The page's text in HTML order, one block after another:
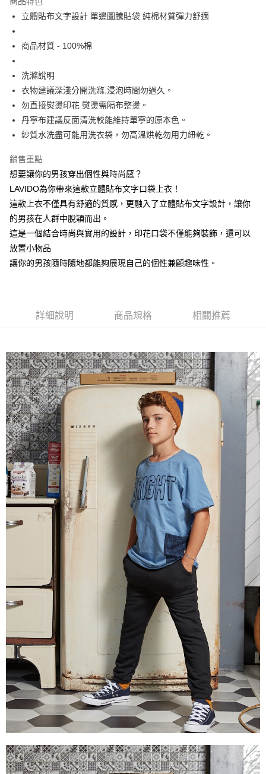
街口支付
悠遊付
相關說明
【大哥付你分期使用說明】
1.本服務由台灣大哥大提供，台灣大哥大用戶可立即使用無須另外申請。
2.付款方式選擇「大哥付你分期」，訂單成立後會自動跳轉到大哥付的交易
流程，驗證手機門號後，選擇欲分期的期數、繳款截止日，確認付款後即完
3.實際核准額度、可分期數及費用金額請依後續交易確認頁面所載為準。
消。如遇「轉專審核」未通過狀況，表示未達大哥付你分期系統評分，恕無
法說明評估內容。
1.分期款項不併入電信帳單，「大哥付你分期」於每月結算日後寄送繳費提
醒簡訊。
2.透過簡訊連結打開帳單後，可選擇「超商條碼／台灣大直營門市／銀行轉
帳／街口支付／iPASS MONEY」等通路繳費。
【注意事項】
用戶於交易時，得透過本服務購買商品或服務，並由商店將買賣／分期付款
由本公司與您本人進行分期帳單所需資料之確認、核對及更正。
3.完整用戶服務條款，請詳閱以下連結：https://oppay.tw/userRule
ATM付款
運送方式
每筆NT$60，滿NT$1,200(含以上)免運費
付款後全家取貨
7-11取貨付款
每筆NT$60，滿NT$1,500(含以上)免運費
每筆NT$100，滿NT$3,000(含以上)免運費
立體貼布文字設計 單邊圖騰貼袋 純棉材質彈力舒適
商品材質 - 100%棉
洗滌說明
衣物建議深淺分開洗滌,浸泡時間勿過久。
勿直接熨燙印花 熨燙需隔布整燙。
丹寧布建議反面清洗較能維持單寧的原本色。
紗質水洗盡可能用洗衣袋，勿高溫烘乾勿用力紐乾。
銷售重點
想要讓你的男孩穿出個性與時尚感？
LAVIDO為你帶來這款立體貼布文字口袋上衣！
這款上衣不僅具有舒適的質感，更融入了立體貼布文字設計，讓你
的男孩在人群中脫穎而出。
這是一個結合時尚與實用的設計，印花口袋不僅能夠裝飾，還可以
放置小物品
讓你的男孩隨時隨地都能夠展現自己的個性兼顧趣味性。
詳細說明 商品規格 相關推薦